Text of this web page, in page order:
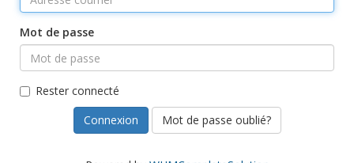
Mot de passe
Rester connecté
Mot de passe oublié?